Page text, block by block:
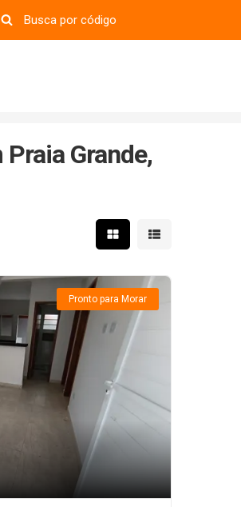
Grande,
Mostrar resultados em
Mostrar
Pronto para Morar